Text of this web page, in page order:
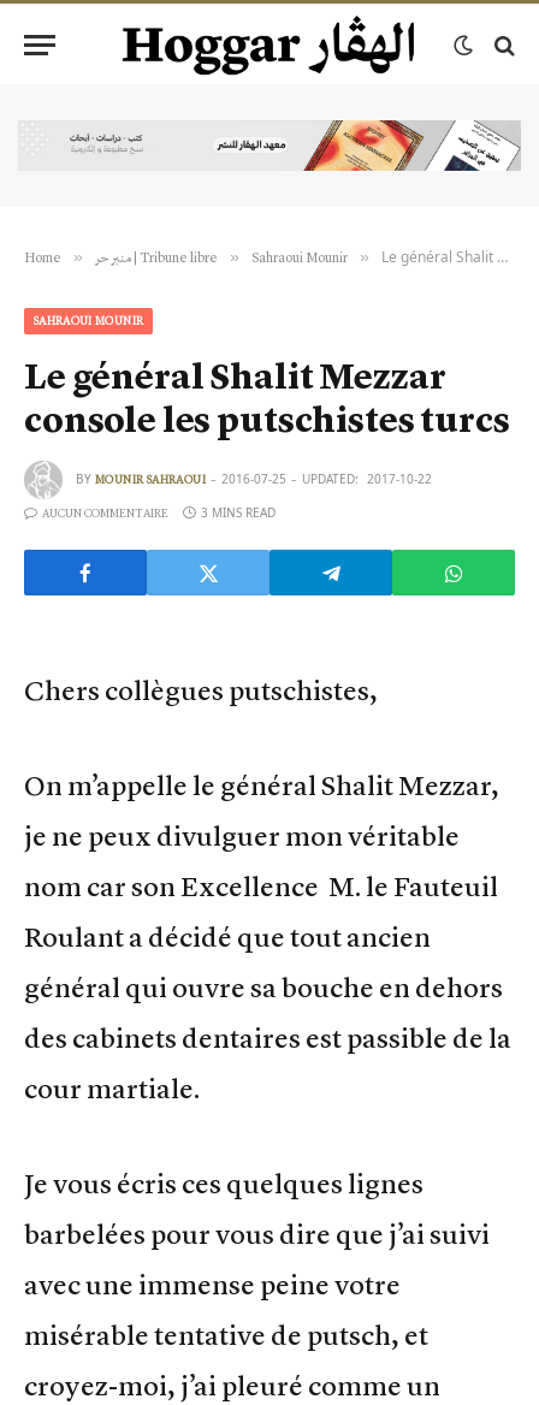
Home » منبر حر | Tribune libre » Sahraoui Mounir » Le général Shalit Mezzar console les putschistes turcs
SAHRAOUI MOUNIR
Le général Shalit Mezzar
console les putschistes turcs
BY MOUNIR SAHRAOUI 2016-07-25 UPDATED: 2017-10-22
AUCUN COMMENTAIRE 3 MINS READ
Chers collègues putschistes,
On m’appelle le général Shalit Mezzar,
je ne peux divulguer mon véritable
nom car son Excellence M. le Fauteuil
Roulant a décidé que tout ancien
général qui ouvre sa bouche en dehors
des cabinets dentaires est passible de la
cour martiale.
Je vous écris ces quelques lignes
barbelées pour vous dire que j’ai suivi
avec une immense peine votre
misérable tentative de putsch, et
croyez-moi, j’ai pleuré comme un